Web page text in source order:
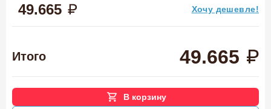
49.665 Хочу дешевле!
Итого 49.665
В корзину